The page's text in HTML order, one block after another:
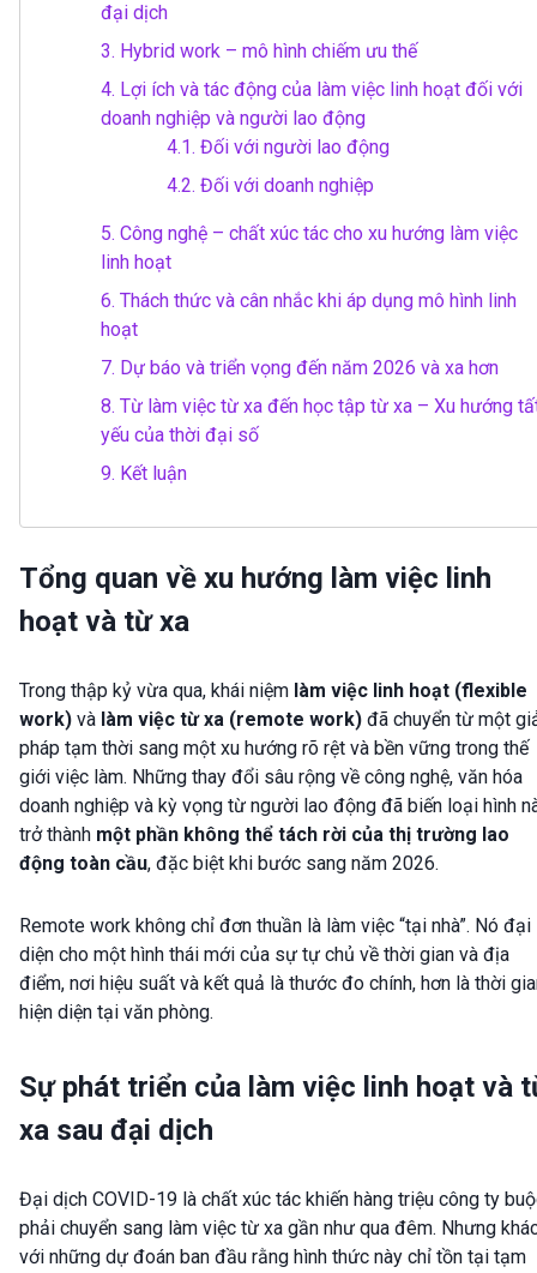
đại dịch
3. Hybrid work – mô hình chiếm ưu thế
4. Lợi ích và tác động của làm việc linh hoạt đối với
doanh nghiệp và người lao động
4.1. Đối với người lao động
4.2. Đối với doanh nghiệp
5. Công nghệ – chất xúc tác cho xu hướng làm việc
linh hoạt
6. Thách thức và cân nhắc khi áp dụng mô hình linh
hoạt
7. Dự báo và triển vọng đến năm 2026 và xa hơn
8. Từ làm việc từ xa đến học tập từ xa – Xu hướng
yếu của thời đại số
9. Kết luận
Tổng quan về xu hướng làm việc linh
hoạt và từ xa
Trong thập kỷ vừa qua, khái niệm làm việc linh hoạt (flexible
work) và làm việc từ xa (remote work) đã chuyển từ một
pháp tạm thời sang một xu hướng rõ rệt và bền vững trong thế
giới việc làm. Những thay đổi sâu rộng về công nghệ, văn hóa
doanh nghiệp và kỳ vọng từ người lao động đã biến loại hình
trở thành một phần không thể tách rời của thị trường lao
động toàn cầu, đặc biệt khi bước sang năm 2026.
Remote work không chỉ đơn thuần là làm việc “tại nhà”. Nó đại
diện cho một hình thái mới của sự tự chủ về thời gian và địa
điểm, nơi hiệu suất và kết quả là thước đo chính, hơn là thời
hiện diện tại văn phòng.
Sự phát triển của làm việc linh hoạt và
xa sau đại dịch
Đại dịch COVID-19 là chất xúc tác khiến hàng triệu công ty
phải chuyển sang làm việc từ xa gần như qua đêm. Nhưng
với những dự đoán ban đầu rằng hình thức này chỉ tồn tại tạm